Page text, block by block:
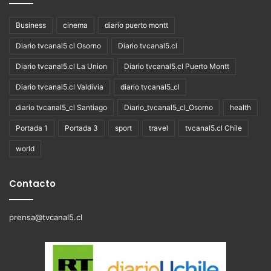
Business cinema diario puerto montt
Diario tvcanal5 cl Osorno Diario tvcanal5.cl
Diario tvcanal5.cl La Union Diario tvcanal5.cl Puerto Montt
Diario tvcanal5.cl Valdivia diario tvcanal5_cl
diario tvcanal5_cl Santiago Diario_tvcanal5_cl_Osorno health
Portada 1 Portada 3 sport travel tvcanal5.cl Chile
world
Contacto
prensa@tvcanal5.cl